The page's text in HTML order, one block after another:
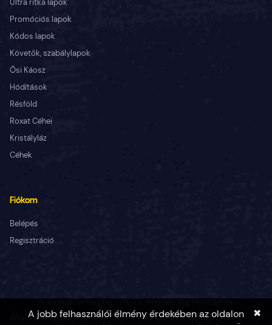
Ultra ritka lapok
Promóciós lapok
Kódos lapok
Követők, szabálylapok
Ősi Káosz
Hódítások
Résföld
Roxat Céhei
Kristályláz
Céhek
Fiókom
Belépés
Regisztráció
© GrandGames.hu - 2023. Minden jog fenntartva.
Általános szerződési feltételek
Adatkezelési tájékoztató
A jobb felhasználói élmény érdekében az oldalon
✖